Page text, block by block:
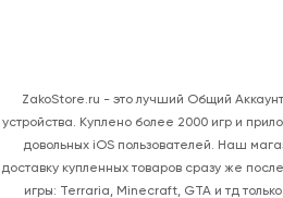
ZakoStore.ru - это лучший Общий
устройства. Куплено более 2000 игр и
довольных iOS пользователей. Наш
доставку купленных товаров сразу же
игры: Terraria, Minecraft, GTA и тд